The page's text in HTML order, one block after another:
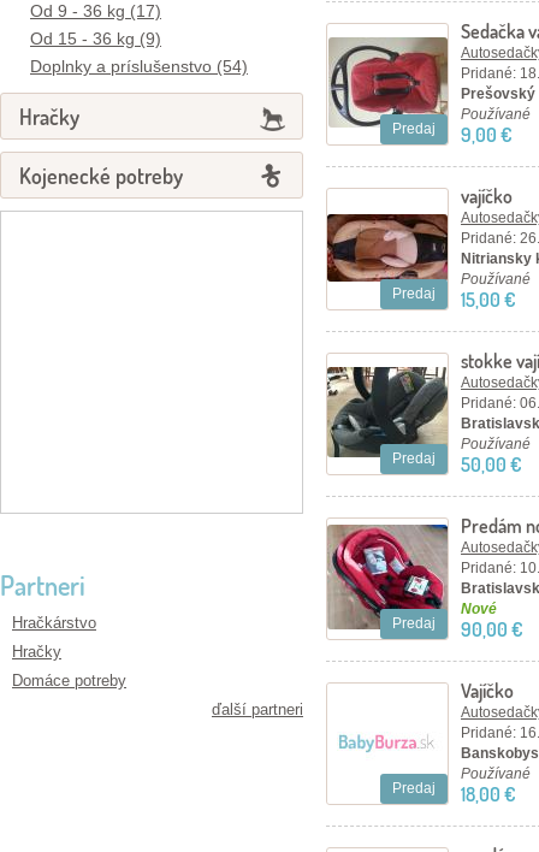
Od 9 - 36 kg (17)
Od 15 - 36 kg (9)
Doplnky a príslušenstvo (54)
Hračky
Kojenecké potreby
Partneri
Hračkárstvo
Hračky
Domáce potreby
ďalší partneri
Predaj
Sedačka
Pridané:
Používané
9,00 €
Predaj
vajíčko
Pridané:
Nitriansky
Používané
15,00 €
Predaj
stokke
Pridané:
Používané
50,00 €
Predaj
Predám
Pridané:
Nové
90,00 €
Predaj
Vajíčko
Pridané:
Používané
18,00 €